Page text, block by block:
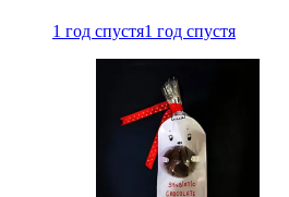
1 год спустя1 год спустя